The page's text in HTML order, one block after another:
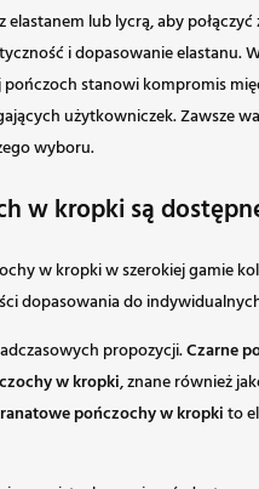
elastanem lub lycrą, aby
i dopasowanie elastanu.
stanowi kompromis
użytkowniczek. Zawsze
wyboru.
w kropki są
w kropki w szerokiej gamie
dopasowania do
propozycji.Czarne
w kropki, znane również
pończochy w kropkito